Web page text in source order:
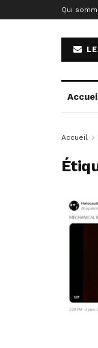
Qui
Accueil